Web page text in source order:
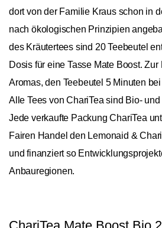
dort von der Familie Kraus schon in
nach ökologischen Prinzipien
des Kräutertees sind 20 Teebeutel
Dosis für eine Tasse Mate Boost.
Aromas, den Teebeutel 5 Minuten
Alle Tees von ChariTea sind Bio-
Jede verkaufte Packung ChariTea
Fairen Handel den Lemonaid &
und finanziert so
Anbauregionen.